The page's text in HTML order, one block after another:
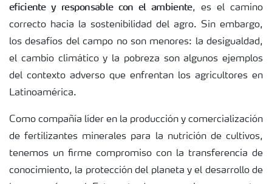
eficiente y responsable con el ambiente, es el camino
correcto hacia la sostenibilidad del agro. Sin embargo,
los desafíos del campo no son menores: la desigualdad,
el cambio climático y la pobreza son algunos ejemplos
del contexto adverso que enfrentan los agricultores en
Latinoamérica.
Como compañía líder en la producción y comercialización
de fertilizantes minerales para la nutrición de cultivos,
tenemos un firme compromiso con la transferencia de
conocimiento, la protección del planeta y el desarrollo de